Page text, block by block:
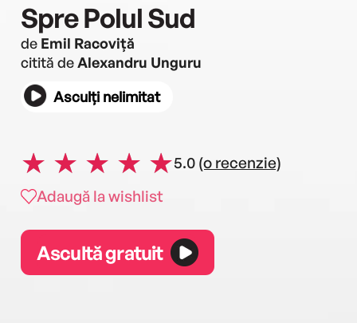
Spre Polul Sud
de Emil Racoviță
citită deAlexandru Unguru
Asculți nelimitat
5.0 (o recenzie)
Adaugă la wishlist
Ascultă gratuit